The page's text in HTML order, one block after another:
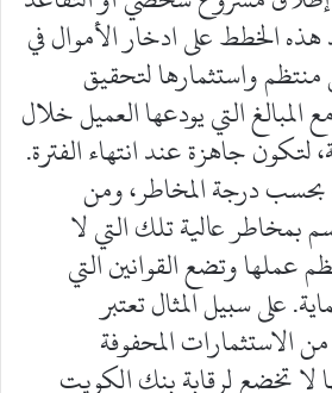
الخطط على ادخار الأموال في
واستثمارها لتحقيق
المبالغ التي يودعها العميل خلال
لتكون جاهزة عند انتهاء الفترة.
بحسب درجة المخاطر، ومن
بمخاطر عالية تلك التي لا
عملها وتضع القوانين التي
على سبيل المثال تعتبر
الاستثمارات المحفوفة
لا تخضع لرقابة بنك الكويت